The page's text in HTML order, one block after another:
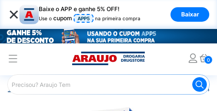
× Baixe o APP e ganhe 5% OFF!
Use o cupom APP5 na primeira compra
Baixar
0
Araujo Pet Shop Suplementos e